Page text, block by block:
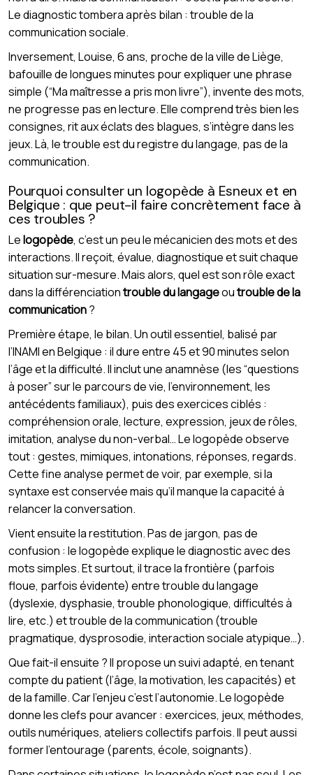
Le diagnostic tombera après bilan : trouble de la
communication sociale.
Inversement, Louise, 6 ans, proche de la ville de Liège,
bafouille de longues minutes pour expliquer une phrase
simple (“Ma maîtresse a pris mon livre”), invente des mots,
ne progresse pas en lecture. Elle comprend très bien les
consignes, rit aux éclats des blagues, s’intègre dans les
jeux. Là, le trouble est du registre du langage, pas de la
communication.
Pourquoi consulter un logopède à Esneux et en
Belgique : que peut-il faire concrètement face à
ces troubles ?
Lelogopède, c’est un peu le mécanicien des mots et des
interactions. Il reçoit, évalue, diagnostique et suit chaque
situation sur-mesure. Mais alors, quel est son rôle exact
dans la différenciationtrouble du langageoutrouble de la
communication?
Première étape, le bilan. Un outil essentiel, balisé par
l’INAMI en Belgique : il dure entre 45 et 90 minutes selon
l’âge et la difficulté. Il inclut une anamnèse (les “questions
à poser” sur le parcours de vie, l’environnement, les
antécédents familiaux), puis des exercices ciblés :
compréhension orale, lecture, expression, jeux de rôles,
imitation, analyse du non-verbal… Le logopède observe
tout : gestes, mimiques, intonations, réponses, regards.
Cette fine analyse permet de voir, par exemple, si la
syntaxe est conservée mais qu’il manque la capacité à
relancer la conversation.
Vient ensuite la restitution. Pas de jargon, pas de
confusion : le logopède explique le diagnostic avec des
mots simples. Et surtout, il trace la frontière (parfois
floue, parfois évidente) entre trouble du langage
(dyslexie, dysphasie, trouble phonologique, difficultés à
lire, etc.) et trouble de la communication (trouble
pragmatique, dysprosodie, interaction sociale atypique…).
Que fait-il ensuite ? Il propose un suivi adapté, en tenant
compte du patient (l’âge, la motivation, les capacités) et
de la famille. Car l’enjeu c’est l’autonomie. Le logopède
donne les clefs pour avancer : exercices, jeux, méthodes,
outils numériques, ateliers collectifs parfois. Il peut aussi
former l’entourage (parents, école, soignants).